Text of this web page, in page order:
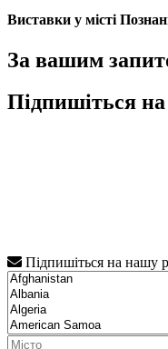
Виставки у місті
За вашим
Підпишіться на
Підпишіться на нашу